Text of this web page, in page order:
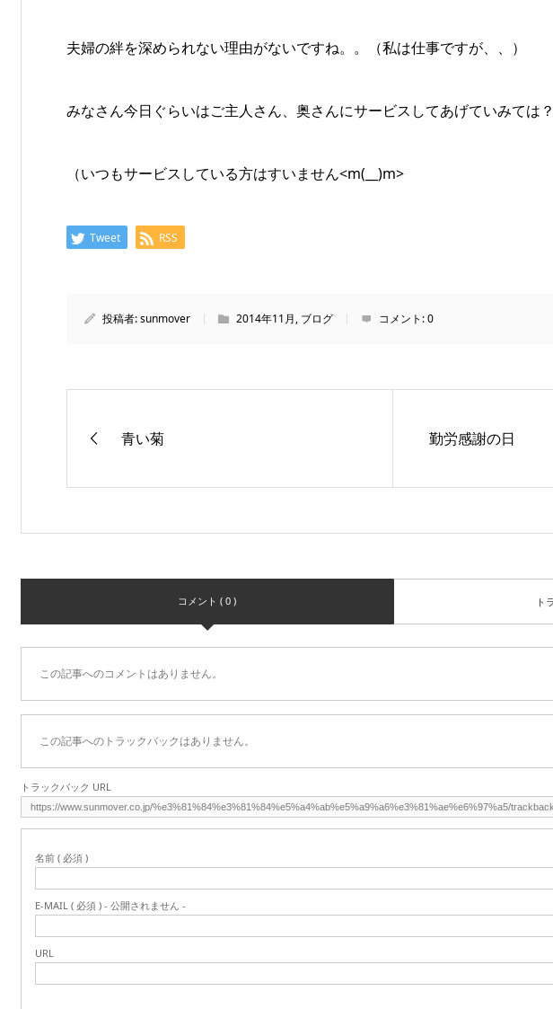
夫婦の絆を深められない理由がないですね。。（私は仕事ですが、、）
みなさん今日ぐらいはご主人さん、奥さんにサービスしてあげていみては
（いつもサービスしている方はすいません<m(__)m>
Tweet RSS
投稿者:sunmover 2014年11月, ブログ コメント:0
青い菊 勤労感謝の日
コメント ( 0 ) ト
この記事へのコメントはありません。
この記事へのトラックバックはありません。
トラックバック URL
名前 ( 必須 )
E-MAIL ( 必須 ) - 公開されません -
URL